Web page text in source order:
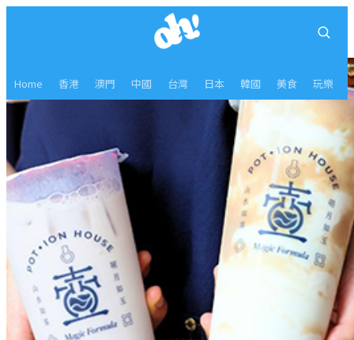
Home 香港 澳門 中國 台灣 日本 韓國 美食 玩樂